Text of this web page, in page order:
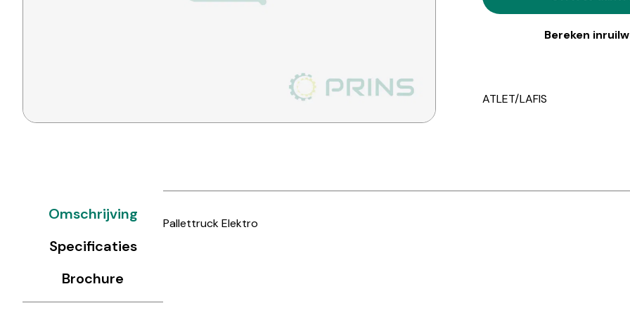
Bereken
ATLET/LAFIS
Omschrijving
Specificaties
Brochure
Pallettruck Elektro